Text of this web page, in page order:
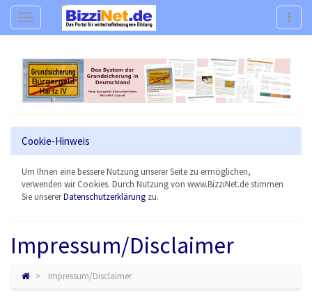
Navigation
Cookie-Hinweis
Um Ihnen eine bessere Nutzung unserer Seite zu ermöglichen,
verwenden wir Cookies. Durch Nutzung von www.BizziNet.de stimmen
Sie unsererDatenschutzerklärung zu.
Impressum/Disclaimer
Impressum/Disclaimer